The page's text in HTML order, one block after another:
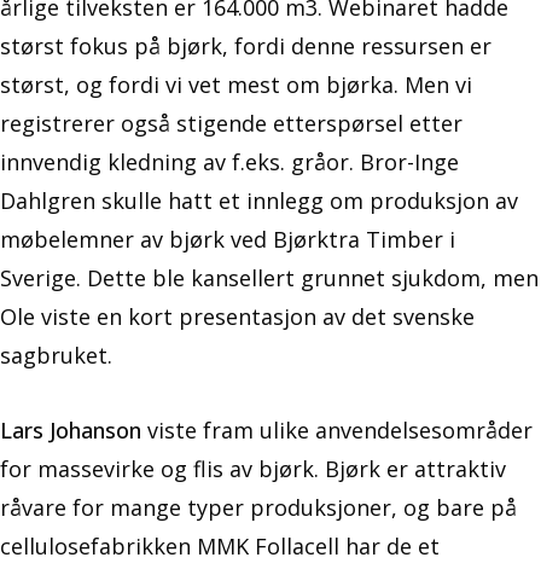
årlige tilveksten er 164.000 m3. Webinaret hadde
størst fokus på bjørk, fordi denne ressursen er
størst, og fordi vi vet mest om bjørka. Men vi
registrerer også stigende etterspørsel etter
innvendig kledning av f.eks. gråor. Bror-Inge
Dahlgren skulle hatt et innlegg om produksjon av
møbelemner av bjørk ved Bjørktra Timber i
Sverige. Dette ble kansellert grunnet sjukdom, men
Ole viste en kort presentasjon av det svenske
sagbruket.
Lars Johanson viste fram ulike anvendelsesområder
for massevirke og flis av bjørk. Bjørk er attraktiv
råvare for mange typer produksjoner, og bare på
cellulosefabrikken MMK Follacell har de et